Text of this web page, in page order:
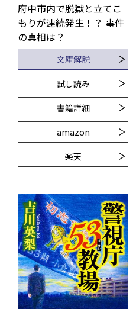
府中市内で脱獄と立てこ
もりが連続発生！？ 事件
の真相は？
文庫解説
試し読み
書籍詳細
amazon
楽天